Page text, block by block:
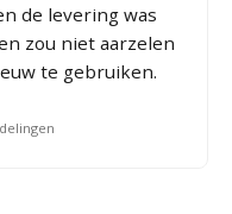
de levering was
zou niet aarzelen
te gebruiken.